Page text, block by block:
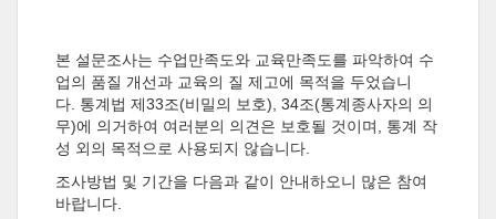
본 설문조사는 수업만족도와 교육만족도를 파악하여 수
업의 품질 개선과 교육의 질 제고에 목적을 두었습니
다. 통계법 제33조(비밀의 보호), 34조(통계종사자의 의
무)에 의거하여 여러분의 의견은 보호될 것이며, 통계 작
성 외의 목적으로 사용되지 않습니다.
조사방법 및 기간을 다음과 같이 안내하오니 많은 참여
바랍니다.